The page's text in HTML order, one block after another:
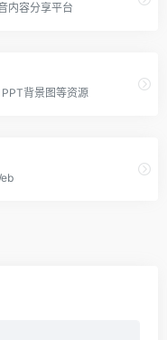
内容分享平台
背景图等资源